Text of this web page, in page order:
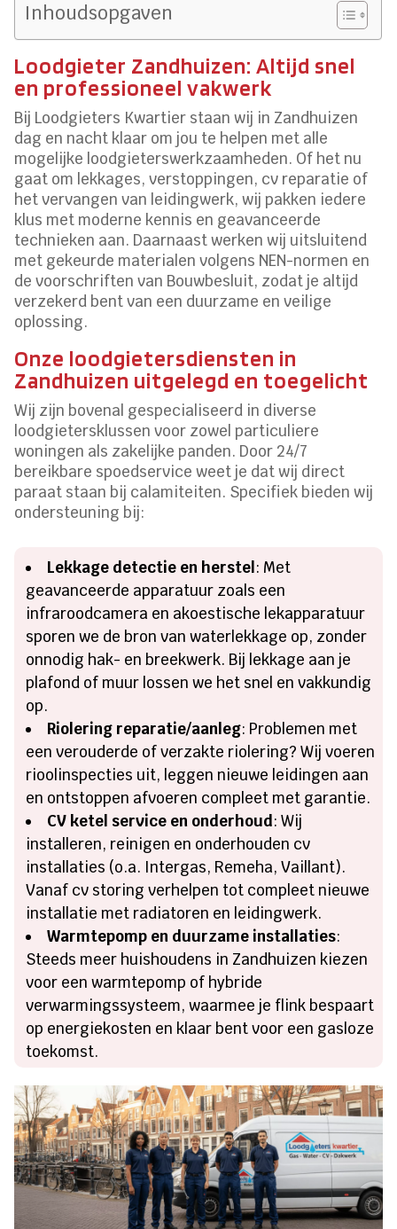
Inhoudsopgaven
Loodgieter Zandhuizen: Altijd snel
en professioneel vakwerk
Bij Loodgieters Kwartier staan wij in Zandhuizen
dag en nacht klaar om jou te helpen met alle
mogelijke loodgieterswerkzaamheden. Of het nu
gaat om lekkages, verstoppingen, cv reparatie of
het vervangen van leidingwerk, wij pakken iedere
klus met moderne kennis en geavanceerde
technieken aan. Daarnaast werken wij uitsluitend
met gekeurde materialen volgens NEN-normen en
de voorschriften van Bouwbesluit, zodat je altijd
verzekerd bent van een duurzame en veilige
oplossing.
Onze loodgietersdiensten in
Zandhuizen uitgelegd en toegelicht
Wij zijn bovenal gespecialiseerd in diverse
loodgietersklussen voor zowel particuliere
woningen als zakelijke panden. Door 24/7
bereikbare spoedservice weet je dat wij direct
paraat staan bij calamiteiten. Specifiek bieden wij
ondersteuning bij:
Lekkage detectie en herstel: Met
geavanceerde apparatuur zoals een
infraroodcamera en akoestische lekapparatuur
sporen we de bron van waterlekkage op, zonder
onnodig hak- en breekwerk. Bij lekkage aan je
plafond of muur lossen we het snel en vakkundig
op.
Riolering reparatie/aanleg: Problemen met
een verouderde of verzakte riolering? Wij voeren
rioolinspecties uit, leggen nieuwe leidingen aan
en ontstoppen afvoeren compleet met garantie.
CV ketel service en onderhoud: Wij
installeren, reinigen en onderhouden cv
installaties (o.a. Intergas, Remeha, Vaillant).
Vanaf cv storing verhelpen tot compleet nieuwe
installatie met radiatoren en leidingwerk.
Warmtepomp en duurzame installaties:
Steeds meer huishoudens in Zandhuizen kiezen
voor een warmtepomp of hybride
verwarmingssysteem, waarmee je flink bespaart
op energiekosten en klaar bent voor een gasloze
toekomst.